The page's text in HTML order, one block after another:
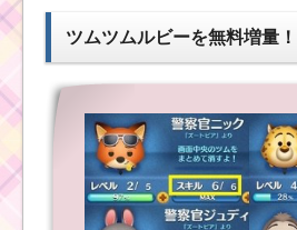
ツム
「フ
略法
ツム
ズミッ
略する
ツムツムルビーを無料増量！